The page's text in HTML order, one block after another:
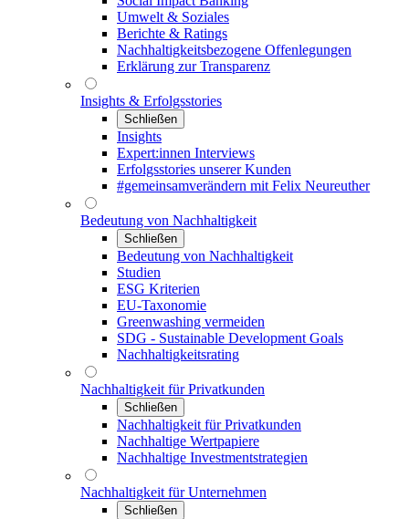
Umwelt & Soziales
Berichte & Ratings
Nachhaltigkeitsbezogene Offenlegungen
Erklärung zur Transparenz
Insights & Erfolgsstories
Schließen
Insights
Expert:innen Interviews
Erfolgsstories unserer Kunden
#gemeinsamverändern mit Felix Neureuther
Bedeutung von Nachhaltigkeit
Schließen
Bedeutung von Nachhaltigkeit
Studien
ESG Kriterien
EU-Taxonomie
Greenwashing vermeiden
SDG - Sustainable Development Goals
Nachhaltigkeitsrating
Nachhaltigkeit für Privatkunden
Schließen
Nachhaltigkeit für Privatkunden
Nachhaltige Wertpapiere
Nachhaltige Investmentstrategien
Nachhaltigkeit für Unternehmen
Schließen